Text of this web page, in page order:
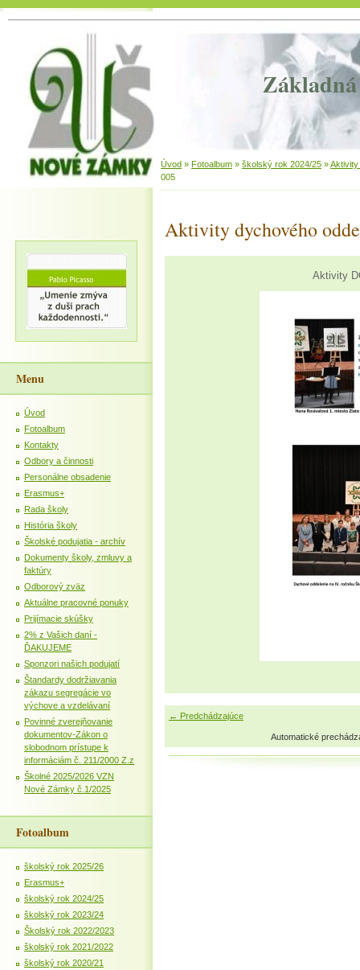
Základná
Úvod » Fotoalbum » školský rok 2024/25 »
005
Aktivity dychového
Aktivity
← Predchádzajúce
Automatické
Menu
Úvod
Fotoalbum
Kontakty
Odbory a činnosti
Personálne obsadenie
Erasmus+
Rada školy
História školy
Školské podujatia - archív
Dokumenty školy, zmluvy a
faktúry
Odborový zväz
Aktuálne pracovné ponuky
Prijímacie skúšky
2% z Vašich daní -
ĎAKUJEME
Sponzori našich podujatí
Štandardy dodržiavania
zákazu segregácie vo
výchove a vzdelávaní
Povinné zverejňovanie
dokumentov-Zákon o
slobodnom prístupe k
informáciám č. 211/2000 Z.z
Školné 2025/2026 VZN
Nové Zámky č.1/2025
Fotoalbum
školský rok 2025/26
Erasmus+
školský rok 2024/25
školský rok 2023/24
Školský rok 2022/2023
školský rok 2021/2022
školský rok 2020/21